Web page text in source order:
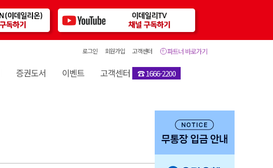
파트너 바로가기
로그인 회원가입 고객센터
증권도서 이벤트 고객센터 ☎ 1666-2200